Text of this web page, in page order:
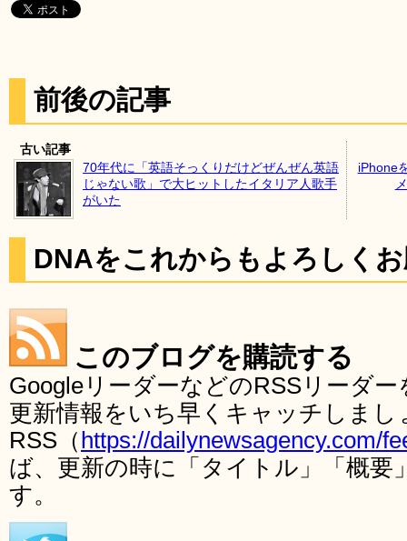
前後の記事
古い記事
70年代に「英語そっくりだけどぜんぜん英語
じゃない歌」で大ヒットしたイタリア人歌手
がいた
iPhone
DNAをこれからもよろしく
このブログを購読する
GoogleリーダーなどのRSSリーダ
更新情報をいち早くキャッチしま
RSS（ https://dailynewsagency.com/
ば、更新の時に「タイトル」「概要
す。